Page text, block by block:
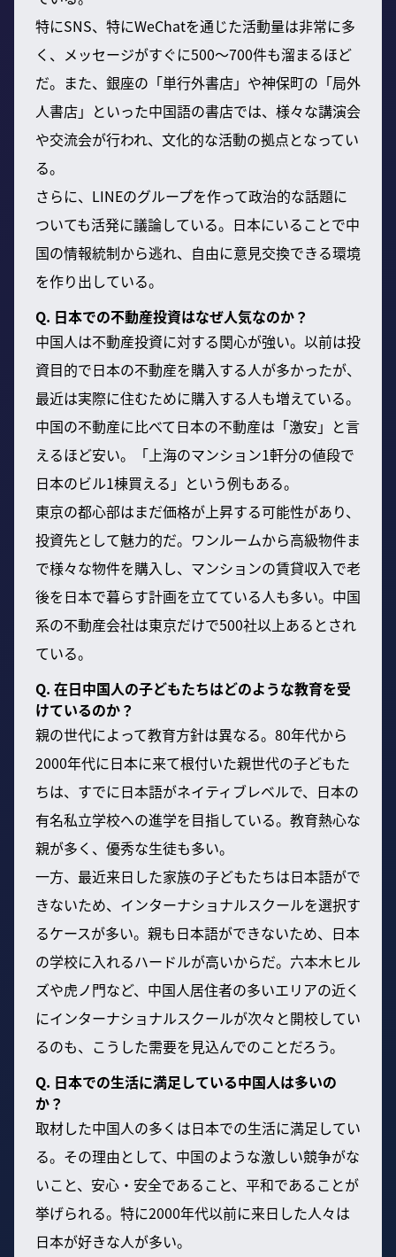
特にSNS、特にWeChatを通じた活動量は非常に多
く、メッセージがすぐに500〜700件も溜まるほど
だ。また、銀座の「単行外書店」や神保町の「局外
人書店」といった中国語の書店では、様々な講演会
や交流会が行われ、文化的な活動の拠点となってい
る。
さらに、LINEのグループを作って政治的な話題に
ついても活発に議論している。日本にいることで中
国の情報統制から逃れ、自由に意見交換できる環境
を作り出している。
Q. 日本での不動産投資はなぜ人気なのか？
中国人は不動産投資に対する関心が強い。以前は投
資目的で日本の不動産を購入する人が多かったが、
最近は実際に住むために購入する人も増えている。
中国の不動産に比べて日本の不動産は「激安」と言
えるほど安い。「上海のマンション1軒分の値段で
日本のビル1棟買える」という例もある。
東京の都心部はまだ価格が上昇する可能性があり、
投資先として魅力的だ。ワンルームから高級物件ま
で様々な物件を購入し、マンションの賃貸収入で老
後を日本で暮らす計画を立てている人も多い。中国
系の不動産会社は東京だけで500社以上あるとされ
ている。
Q. 在日中国人の子どもたちはどのような教育を受
けているのか？
親の世代によって教育方針は異なる。80年代から
2000年代に日本に来て根付いた親世代の子どもた
ちは、すでに日本語がネイティブレベルで、日本の
有名私立学校への進学を目指している。教育熱心な
親が多く、優秀な生徒も多い。
一方、最近来日した家族の子どもたちは日本語がで
きないため、インターナショナルスクールを選択す
るケースが多い。親も日本語ができないため、日本
の学校に入れるハードルが高いからだ。六本木ヒル
ズや虎ノ門など、中国人居住者の多いエリアの近く
にインターナショナルスクールが次々と開校してい
るのも、こうした需要を見込んでのことだろう。
Q. 日本での生活に満足している中国人は多いの
か？
取材した中国人の多くは日本での生活に満足してい
る。その理由として、中国のような激しい競争がな
いこと、安心・安全であること、平和であることが
挙げられる。特に2000年代以前に来日した人々は
日本が好きな人が多い。